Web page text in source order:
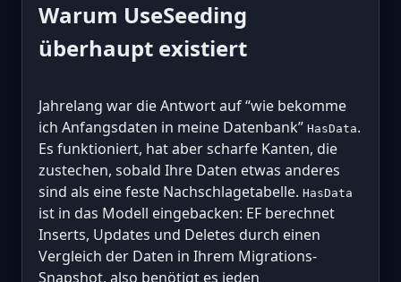
Warum UseSeeding
überhaupt existiert
Jahrelang war die Antwort auf “wie bekomme
ich Anfangsdaten in meine Datenbank” HasData.
Es funktioniert, hat aber scharfe Kanten, die
zustechen, sobald Ihre Daten etwas anderes
sind als eine feste Nachschlagetabelle. HasData
ist in das Modell eingebacken: EF berechnet
Inserts, Updates und Deletes durch einen
Vergleich der Daten in Ihrem Migrations-
Snapshot, also benötigt es jeden